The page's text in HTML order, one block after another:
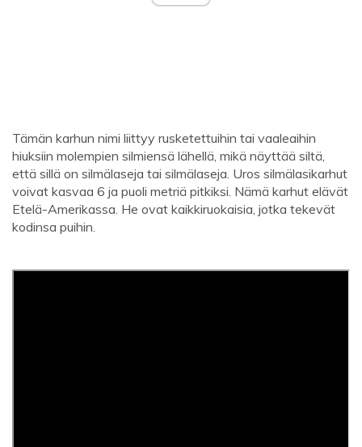
Tämän karhun nimi liittyy rusketettuihin tai vaaleaihin
hiuksiin molempien silmiensä lähellä, mikä näyttää siltä, ​​
että sillä on silmälaseja tai silmälaseja. Uros silmälasikarhut
voivat kasvaa 6 ja puoli metriä pitkiksi. Nämä karhut elävät
Etelä-Amerikassa. He ovat kaikkiruokaisia, jotka tekevät
kodinsa puihin.